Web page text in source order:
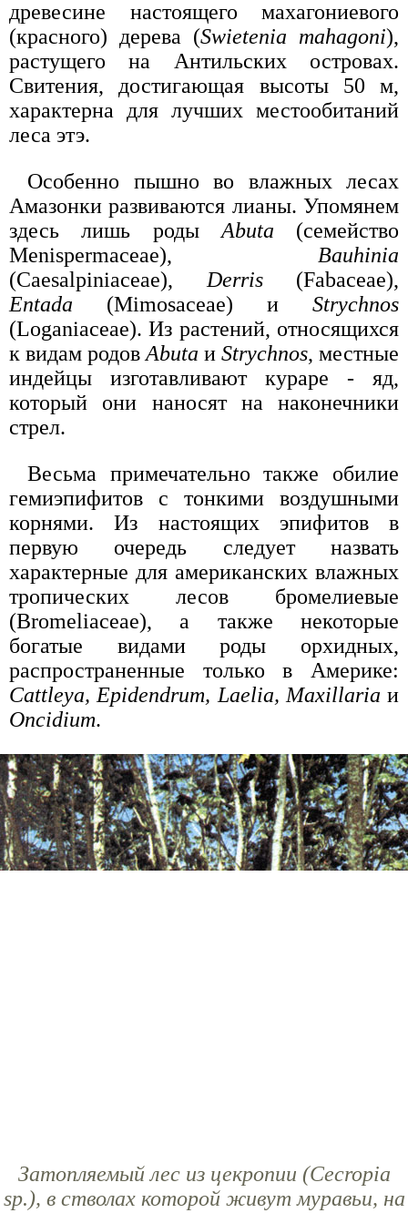
древесине настоящего махагониевого
(красного) дерева (Swietenia mahagoni),
растущего на Антильских островах.
Свитения, достигающая высоты 50 м,
характерна для лучших местообитаний
леса этэ.
Особенно пышно во влажных лесах
Амазонки развиваются лианы. Упомянем
здесь лишь роды Abuta (семейство
Menispermaceae), Bauhinia
(Саеsalpiniaceae), Derris(Fabaceae),
Entada (Mimosaceae) и Strychnos
(Loganiaceae). Из растений, относящихся
к видам родов Abuta и Strychnos, местные
индейцы изготавливают кураре - яд,
который они наносят на наконечники
стрел.
Весьма примечательно также обилие
гемиэпифитов с тонкими воздушными
корнями. Из настоящих эпифитов в
первую очередь следует назвать
характерные для американских влажных
тропических лесов бромелиевые
(Bromeliaceae), а также некоторые
богатые видами роды орхидных,
распространенные только в Америке:
Cattleya, Epidendrum, Laelia, Maxillaria и
Oncidium.
Затопляемый лес из цекропии (Cecropia
sp.), в стволах которой живут муравьи, на